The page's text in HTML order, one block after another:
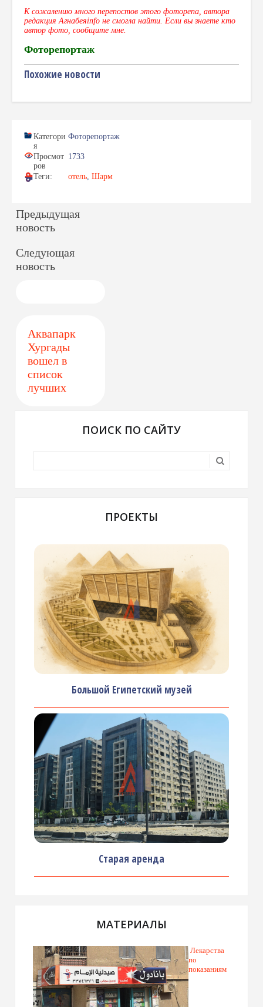
К сожалению много перепостов этого фоторепа, автора
редакция Агнабеяinfo не смогла найти. Если вы знаете кто
автор фото, сообщите мне.
Фоторепортаж
Похожие новости
Категори
я
Фоторепортаж
Просмот
ров
1733
Теги: отель, Шарм
Предыдущая
новость
Следующая
новость
Аквапарк
Хургады
вошел в
список
лучших
ПОИСК ПО САЙТУ
ПРОЕКТЫ
Большой Египетский музей
Старая аренда
МАТЕРИАЛЫ
Лекарства
по
показаниям